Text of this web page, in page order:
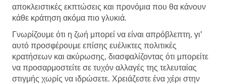
αποκλειστικές εκπτώσεις και προνόμια που θα κάνουν
κάθε κράτηση ακόμα πιο γλυκιά.
Γνωρίζουμε ότι η ζωή μπορεί να είναι απρόβλεπτη, γι'
αυτό προσφέρουμε επίσης ευέλικτες πολιτικές
κρατήσεων και ακύρωσης, διασφαλίζοντας ότι μπορείτε
να προσαρμοστείτε σε τυχόν αλλαγές της τελευταίας
στιγμής χωρίς να ιδρώσετε. Χρειάζεστε ένα χέρι στην